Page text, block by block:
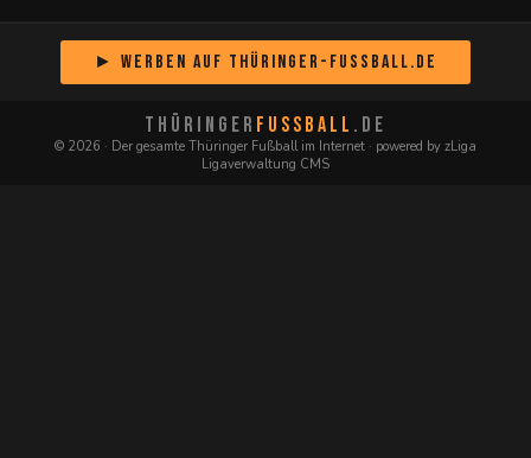
► Werben auf Thüringer-Fussball.de
THÜRINGER FUSSBALL .DE
© 2026 · Der gesamte Thüringer Fußball im Internet · powered by zLiga
Ligaverwaltung CMS